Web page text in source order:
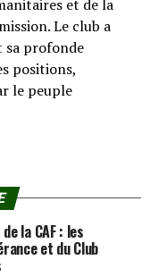
et de la
Le club a
sa profonde
positions,
le peuple
la CAF : les
et du Club